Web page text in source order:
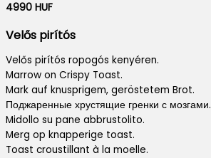
4990 HUF
Velős pirítós
Velős pirítós ropogós kenyéren.
Marrow on Crispy Toast.
Mark auf knusprigem, geröstetem Brot.
Поджаренные хрустящие гренки с мозгами.
Midollo su pane abbrustolito.
Merg op knapperige toast.
Toast croustillant à la moelle.